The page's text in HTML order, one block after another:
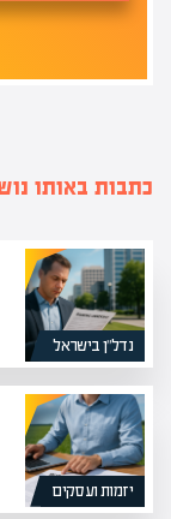
כתבות באותו
נדל”ן בישראל
יזמות ועסקים